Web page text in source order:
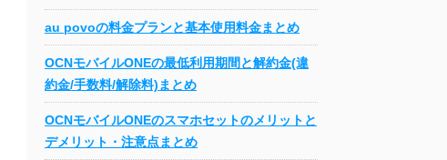
au povoの料金プランと基本使用料金まとめ
OCNモバイルONEの最低利用期間と解約金(違
約金/手数料/解除料)まとめ
OCNモバイルONEのスマホセットのメリットと
デメリット・注意点まとめ